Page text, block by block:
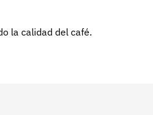
la calidad del café.